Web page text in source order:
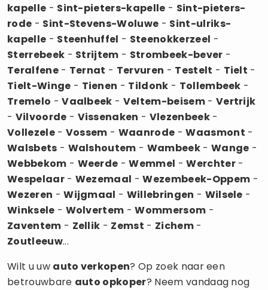
kapelle - Sint-pieters-kapelle - Sint-pieters-
rode - Sint-Stevens-Woluwe - Sint-ulriks-
kapelle - Steenhuffel - Steenokkerzeel -
Sterrebeek - Strijtem - Strombeek-bever -
Teralfene- Ternat - Tervuren - Testelt - Tielt -
Tielt-Winge - Tienen - Tildonk - Tollembeek -
Tremelo -Vaalbeek - Veltem-beisem- Vertrijk
- Vilvoorde - Vissenaken - Vlezenbeek-
Vollezele- Vossem - Waanrode -Waasmont -
Walsbets - Walshoutem - Wambeek- Wange -
Webbekom - Weerde -Wemmel -Werchter-
Wespelaar- Wezemaal -Wezembeek-Oppem -
Wezeren -Wijgmaal - Willebringen - Wilsele -
Winksele - Wolvertem -Wommersom -
Zaventem - Zellik - Zemst - Zichem-
Zoutleeuw...
Wilt u uw auto verkopen? Op zoek naar een
betrouwbare auto opkoper? Neem vandaag nog